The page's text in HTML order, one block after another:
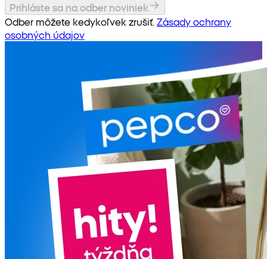
Prihláste sa na odber noviniek
Odber môžete kedykoľvek zrušiť. Zásady ochrany
osobných údajov